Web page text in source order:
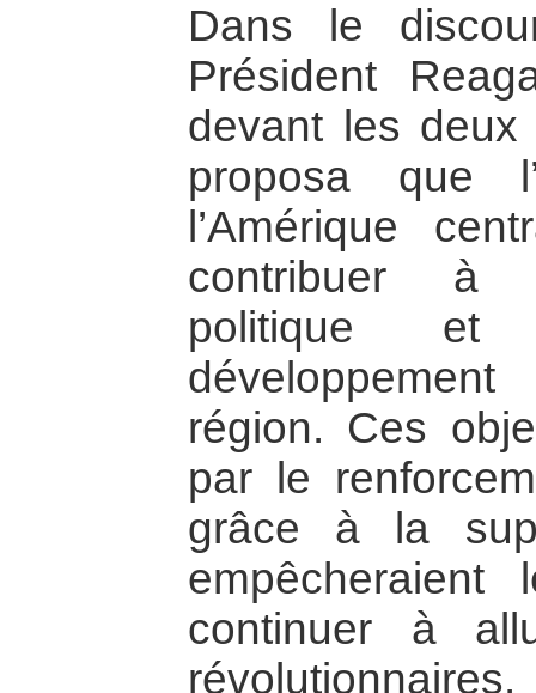
Dans le
Président
devant les deux
proposa que
l’Amérique
contribuer à
politique
région. Ces
par le
grâce à la
empêcheraient
continuer à